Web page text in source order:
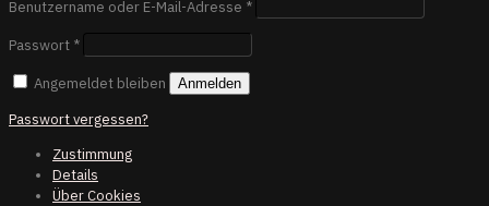
Benutzername oder E-Mail-Adresse *
Passwort *
Angemeldet bleiben Anmelden
Passwort vergessen?
Zustimmung
Details
ÜberCookies